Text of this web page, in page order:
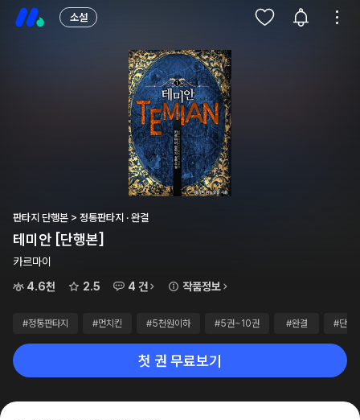
소설
판타지 단행본 > 정통판타지 · 완결
테미안 [단행본]
카르마이
4.6천
2.5 4 건 작품정보
#정통판타지 #먼치킨 #5천원이하 #5권~10권 #완결 #단행
첫 권 무료보기